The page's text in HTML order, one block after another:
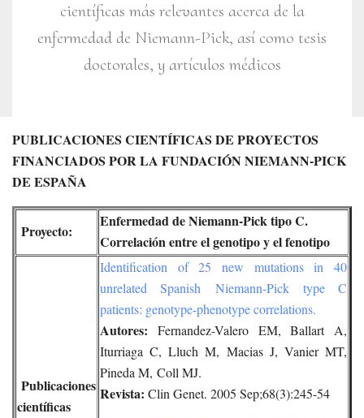
científicas más relevantes acerca de la
enfermedad de Niemann-Pick, así como tesis
doctorales, y artículos médicos
PUBLICACIONES CIENTÍFICAS DE PROYECTOS
FINANCIADOS POR LA FUNDACIÓN NIEMANN-PICK
DE ESPAÑA
Proyecto:
Enfermedad de Niemann-Pick tipo C.
Correlación entre el genotipo y el fenotipo
Publicaciones
científicas
Identification of 25 new mutations in 40
unrelated Spanish Niemann-Pick type C
patients: genotype-phenotype correlations.
Autores: Fernandez-Valero EM, Ballart A,
Iturriaga C, Lluch M, Macias J, Vanier MT,
Pineda M, Coll MJ.
Revista: Clin Genet. 2005 Sep;68(3):245-54